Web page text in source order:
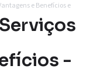
e Benefícios e
-